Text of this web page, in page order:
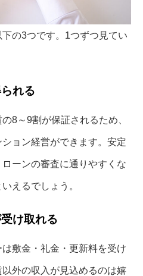
の3つです。1つずつ見てい
れる
8～9割が保証されるため、
ョン経営ができます。安定
ーンの審査に通りやすくな
えるでしょう。
け取れる
敷金・礼金・更新料を受け
外の収入が見込めるのは嬉